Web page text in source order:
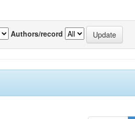
Authors/record